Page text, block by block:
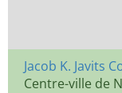
Jacob K. Javits
Centre-ville de